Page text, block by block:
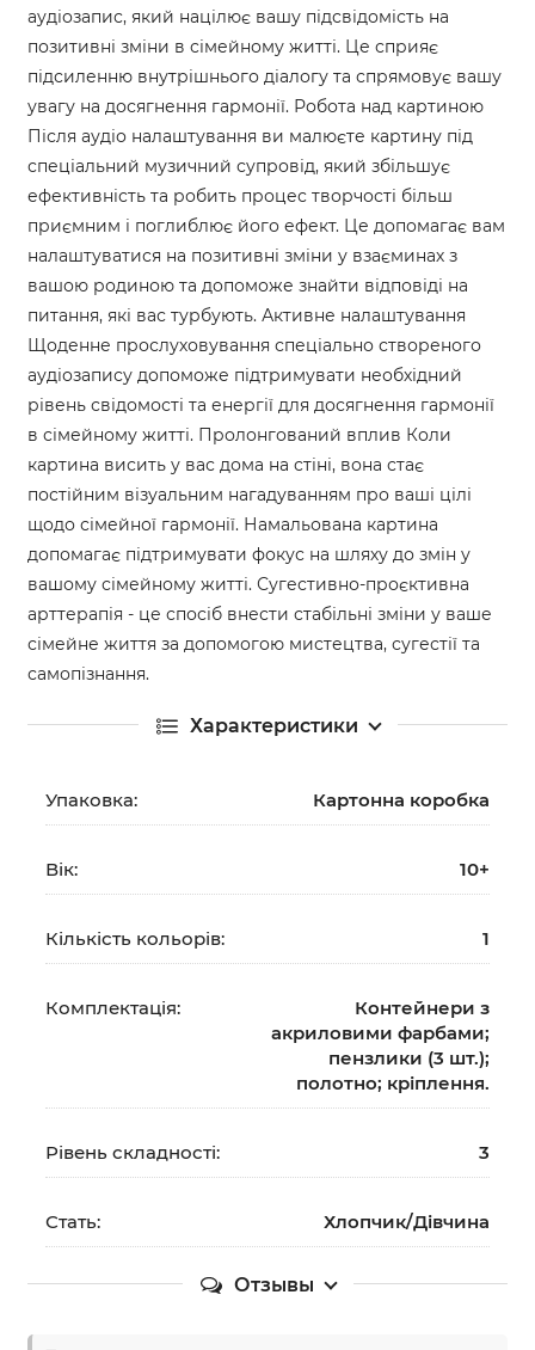
аудіозапис, який націлює вашу підсвідомість на
позитивні зміни в сімейному житті. Це сприяє
підсиленню внутрішнього діалогу та спрямовує вашу
увагу на досягнення гармонії. Робота над картиною
Після аудіо налаштування ви малюєте картину під
спеціальний музичний супровід, який збільшує
ефективність та робить процес творчості більш
приємним і поглиблює його ефект. Це допомагає вам
налаштуватися на позитивні зміни у взаєминах з
вашою родиною та допоможе знайти відповіді на
питання, які вас турбують. Активне налаштування
Щоденне прослуховування спеціально створеного
аудіозапису допоможе підтримувати необхідний
рівень свідомості та енергії для досягнення гармонії
в сімейному житті. Пролонгований вплив Коли
картина висить у вас дома на стіні, вона стає
постійним візуальним нагадуванням про ваші цілі
щодо сімейної гармонії. Намальована картина
допомагає підтримувати фокус на шляху до змін у
вашому сімейному житті. Сугестивно-проєктивна
арттерапія - це спосіб внести стабільні зміни у ваше
сімейне життя за допомогою мистецтва, сугестії та
самопізнання.
Характеристики
Упаковка: Картонна коробка
Вік: 10+
Кількість кольорів: 1
Комплектація:
Контейнери з
акриловими фарбами;
пензлики (3 шт.);
полотно; кріплення.
Рівень складності: 3
Стать: Хлопчик/Дiвчина
Отзывы